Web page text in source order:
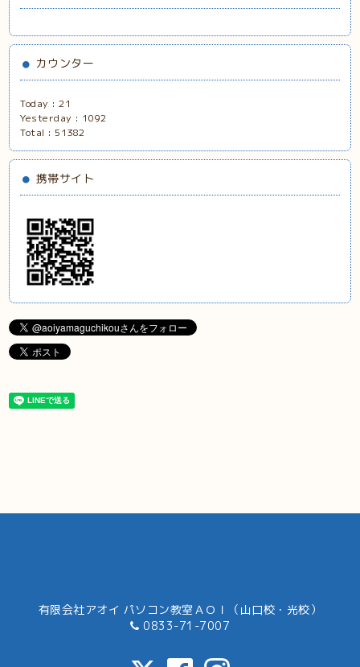
カウンター
Today :21
Yesterday : 1092
Total :51382
携帯サイト
有限会社アオイ パソコン教室ＡＯＩ（山口校・光校）
0833-71-7007